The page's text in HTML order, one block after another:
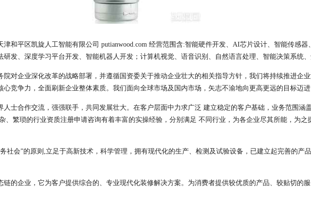
和平区凯旋人工智能有限公司 putianwood.com 经营范围含:智能硬件开发、AI芯片设计、智能传感器
发、深度学习平台开发、智能机器人开发；计算机视觉、语音识别、自然语言处理、智能决策系统
对企业深化改革的战略部署，并遵循国资委关于推动企业壮大的相关指导方针，我们将持续推进企
竞争力，全面刷新企业整体素质。我们面向全球市场及国内市场，矢志不渝地向更高更远的目标迈进
士合作交流，强强联手，共同发展壮大。在客户层面中力求广泛 建立稳定的客户基础，业务范围涵
、繁琐的行业资质注册申请咨询有着丰富的实操经验，分别满足 不同行业，为各企业尽其所能，为之
社会”的原则,立足于高新技术，科学管理，拥有现代化的生产、检测及试验设备，已建立起完善的产
的企业，它为客户提供综合的、专业现代化装修解决方案。为消费者提供较优质的产品、较贴切的